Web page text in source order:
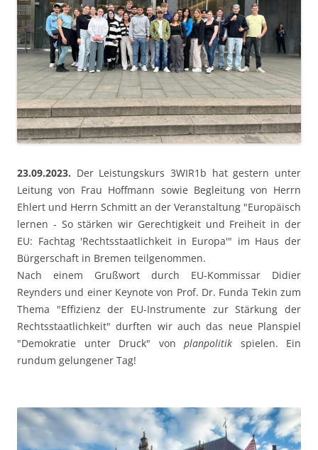
23.09.2023. Der Leistungskurs 3WIR1b hat gestern unter
Leitung von Frau Hoffmann sowie Begleitung von Herrn
Ehlert und Herrn Schmitt an der Veranstaltung "Europäisch
lernen - So stärken wir Gerechtigkeit und Freiheit in der
EU: Fachtag 'Rechtsstaatlichkeit in Europa'" im Haus der
Bürgerschaft in Bremen teilgenommen.
Nach einem Grußwort durch EU-Kommissar Didier
Reynders und einer Keynote von Prof. Dr. Funda Tekin zum
Thema "Effizienz der EU-Instrumente zur Stärkung der
Rechtsstaatlichkeit" durften wir auch das neue Planspiel
"Demokratie unter Druck" von planpolitik spielen. Ein
rundum gelungener Tag!